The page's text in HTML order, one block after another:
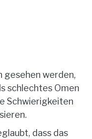
gesehen werden,
schlechtes Omen
Schwierigkeiten
dass das